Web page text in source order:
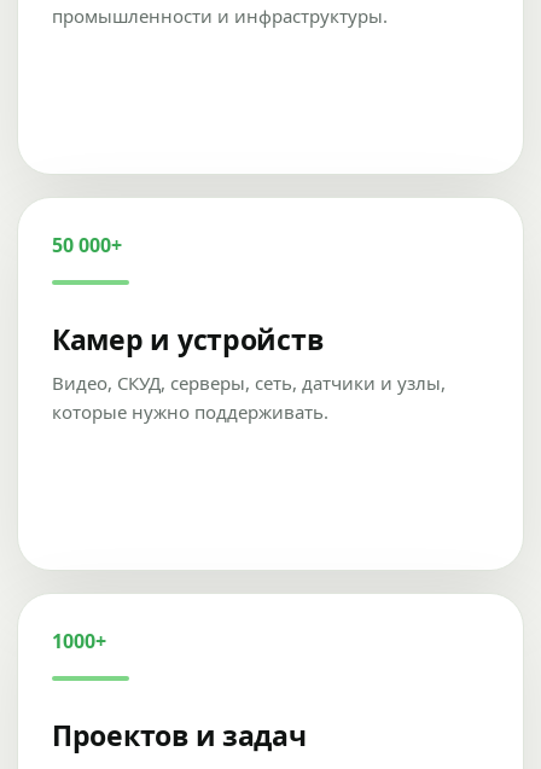
промышленности и инфраструктуры.
50 000+
Камер и устройств
Видео, СКУД, серверы, сеть, датчики и узлы,
которые нужно поддерживать.
1000+
Проектов и задач